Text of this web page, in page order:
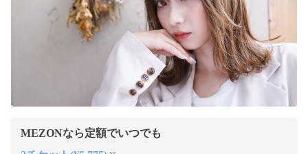
MEZONなら定額でいつでも